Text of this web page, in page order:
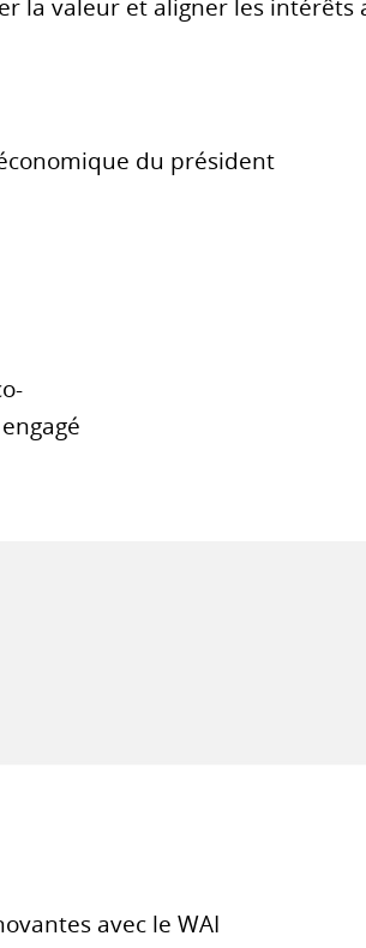
la valeur et aligner les intérêts
du président
avec le WAI